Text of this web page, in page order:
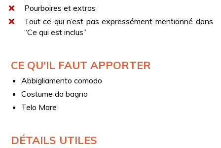
Pursuit 3100 OffShore
Dispose d’espaces élégants et fonctionnels – parfait
expérience sûre et amusante.
Longueur : 9,45 m
Puissance : 315 CV
convertible
Pourboires et extras
Tout ce qui n’est pas expressément mentionné dans
“Ce qui est inclus”
CE QU'IL FAUT APPORTER
Abbigliamento comodo
Costume da bagno
Telo Mare
DÉTAILS UTILES